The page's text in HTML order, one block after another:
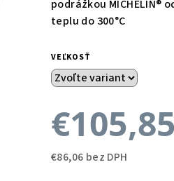
podrážkou MICHELIN®
teplu do 300°C
VEĽKOSŤ
€105,85
€86,06 bez DPH